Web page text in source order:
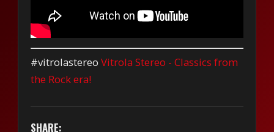
#vitrolastereoVitrola Stereo - Classics from
the Rock era!
SHARE: